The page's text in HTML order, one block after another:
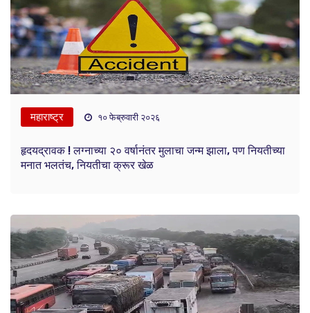
महाराष्ट्र १० फेब्रुवारी २०२६
हृदयद्रावक ! लग्नाच्या २० वर्षानंतर मुलाचा जन्म झाला, पण नियतीच्या
मनात भलतंच, नियतीचा क्रूर खेळ